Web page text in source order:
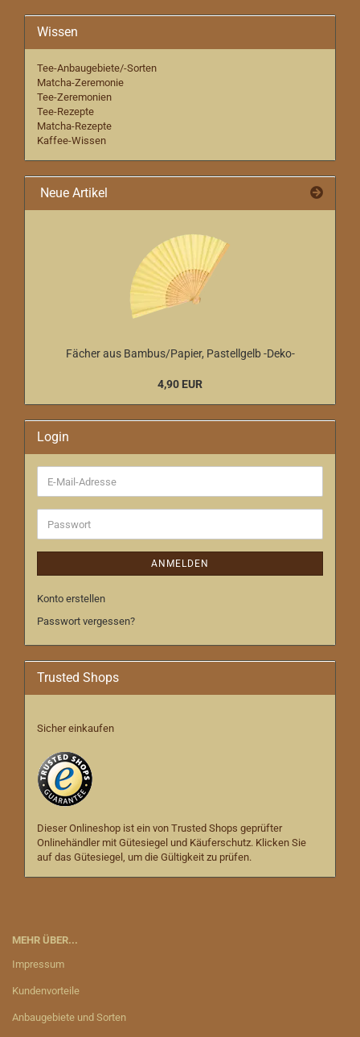
Wissen
Tee-Anbaugebiete/-Sorten
Matcha-Zeremonie
Tee-Zeremonien
Tee-Rezepte
Matcha-Rezepte
Kaffee-Wissen
Neue Artikel
Fächer aus Bambus/Papier, Pastellgelb -Deko-
4,90 EUR
Login
E-
Mail-
Adresse
Passwort
ANMELDEN
Konto erstellen
Passwort vergessen?
Trusted Shops
Sicher einkaufen
Dieser Onlineshop ist ein von Trusted Shops geprüfter
Onlinehändler mit Gütesiegel und Käuferschutz. Klicken Sie
auf das Gütesiegel, um die Gültigkeit zu prüfen.
MEHR ÜBER...
Impressum
Kundenvorteile
Anbaugebiete und Sorten